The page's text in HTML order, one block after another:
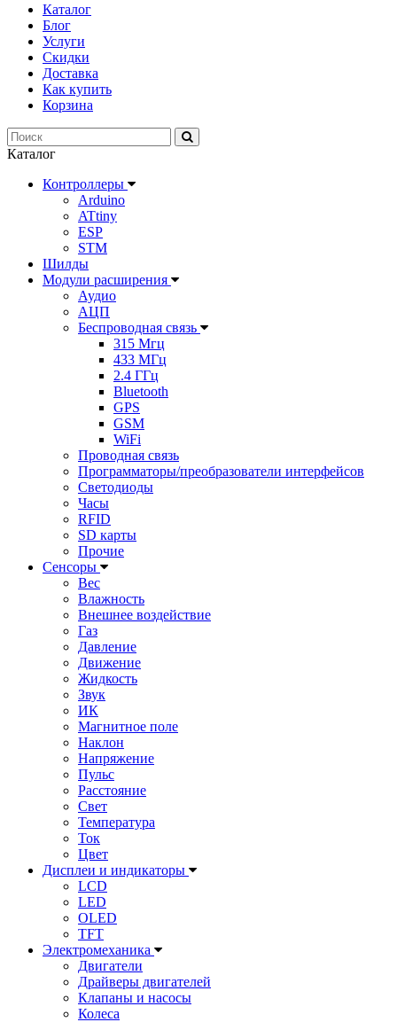
Каталог
Блог
Услуги
Скидки
Доставка
Как купить
Корзина
Каталог
Контроллеры
Arduino
ATtiny
ESP
STM
Шилды
Модули расширения
Аудио
АЦП
Беспроводная связь
315 Мгц
433 МГц
2.4 ГГц
Bluetooth
GPS
GSM
WiFi
Проводная связь
Программаторы/преобразователи интерфейсов
Светодиоды
Часы
RFID
SD карты
Прочие
Сенсоры
Вес
Влажность
Внешнее воздействие
Газ
Давление
Движение
Жидкость
Звук
ИК
Магнитное поле
Наклон
Напряжение
Пульс
Расстояние
Свет
Температура
Ток
Цвет
Дисплеи и индикаторы
LCD
LED
OLED
TFT
Электромеханика
Двигатели
Драйверы двигателей
Клапаны и насосы
Колеса